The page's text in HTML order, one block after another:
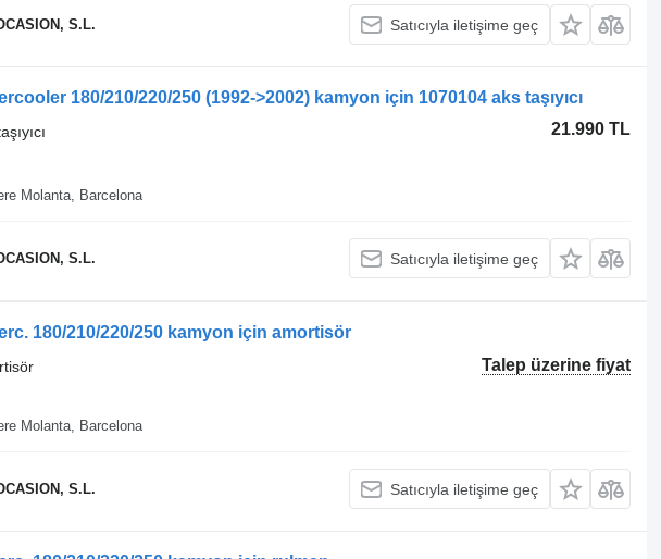
S.L. Satıcıyla iletişime geç
180/210/220/250 (1992->2002) kamyon için 1070104 aks taşıyıcı
21.990 TL
Molanta, Barcelona
S.L. Satıcıyla iletişime geç
180/210/220/250 kamyon için amortisör
Talep üzerine fiyat
Molanta, Barcelona
S.L. Satıcıyla iletişime geç